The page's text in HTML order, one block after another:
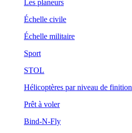
Les planeurs
Échelle civile
Échelle militaire
Sport
STOL
Hélicoptères par niveau de finition
Prêt à voler
Bind-N-Fly